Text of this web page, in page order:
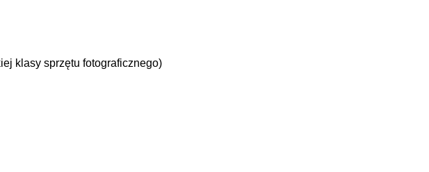
klasy sprzętu fotograficznego)